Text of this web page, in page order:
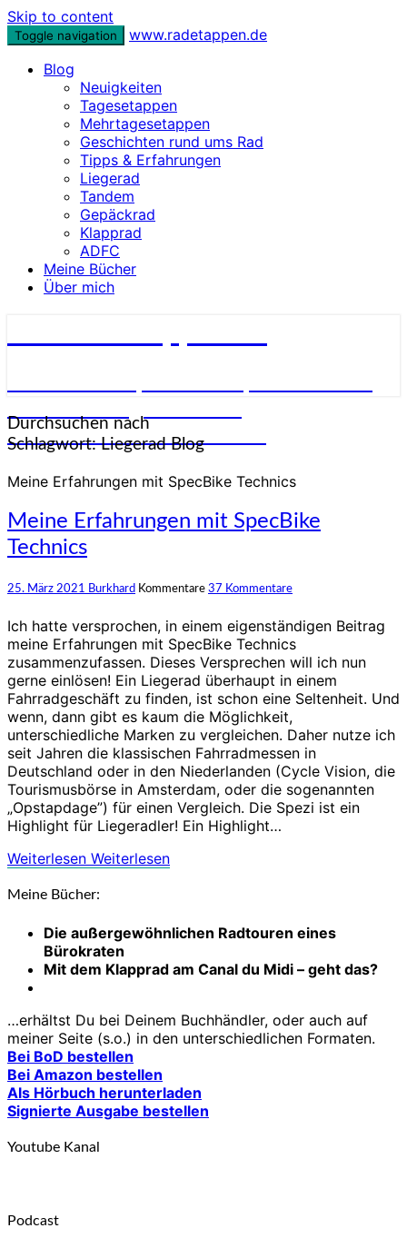
Skip to content
Toggle navigation
www.radetappen.de
Blog
Neuigkeiten
Tagesetappen
Mehrtagesetappen
Geschichten rund ums Rad
Tipps & Erfahrungen
Liegerad
Tandem
Gepäckrad
Klapprad
ADFC
Meine Bücher
Über mich
unterschiedlichsten Rädern
Durchsuchen nach
Schlagwort:Liegerad Blog
Meine Erfahrungen mit SpecBike Technics
Meine Erfahrungen mit SpecBike
Technics
25. März 2021 Burkhard Kommentare 37 Kommentare
Ich hatte versprochen, in einem eigenständigen Beitrag
meine Erfahrungen mit SpecBike Technics
zusammenzufassen. Dieses Versprechen will ich nun
gerne einlösen! Ein Liegerad überhaupt in einem
Fahrradgeschäft zu finden, ist schon eine Seltenheit. Und
wenn, dann gibt es kaum die Möglichkeit,
unterschiedliche Marken zu vergleichen. Daher nutze ich
seit Jahren die klassischen Fahrradmessen in
Deutschland oder in den Niederlanden (Cycle Vision, die
Tourismusbörse in Amsterdam, oder die sogenannten
„Opstapdage”) für einen Vergleich. Die Spezi ist ein
Highlight für Liegeradler! Ein Highlight…
Weiterlesen Weiterlesen
Meine Bücher:
Die außergewöhnlichen Radtouren eines
Bürokraten
Mit dem Klapprad am Canal du Midi – geht das?
…erhältst Du bei Deinem Buchhändler, oder auch auf
meiner Seite (s.o.) in den unterschiedlichen Formaten.
Bei BoD bestellen
Bei Amazon bestellen
Als Hörbuch herunterladen
Signierte Ausgabe bestellen
Youtube Kanal
Podcast